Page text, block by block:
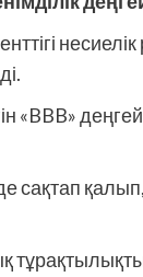
несиелік
«BBB»